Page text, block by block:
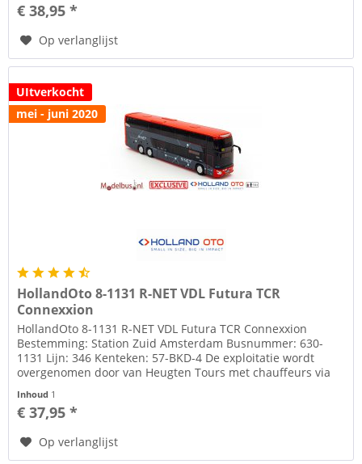
€ 38,95 *
Op verlanglijst
UItverkocht
mei - juni 2020
HollandOto 8-1131 R-NET VDL Futura TCR
Connexxion
HollandOto 8-1131 R-NET VDL Futura TCR Connexxion
Bestemming: Station Zuid Amsterdam Busnummer: 630-
1131 Lijn: 346 Kenteken: 57-BKD-4 De exploitatie wordt
overgenomen door van Heugten Tours met chauffeurs via
Inhoud 1
€ 37,95 *
Op verlanglijst